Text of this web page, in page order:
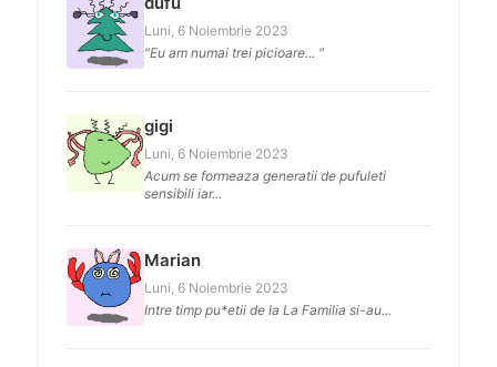
Luni, 6 Noiembrie 2023
"Eu am numai trei picioare... "
gigi
Luni, 6 Noiembrie 2023
Acum se formeaza generatii de pufuleti
sensibili iar...
Marian
Luni, 6 Noiembrie 2023
Intre timp pu*etii de la La Familia si-au...